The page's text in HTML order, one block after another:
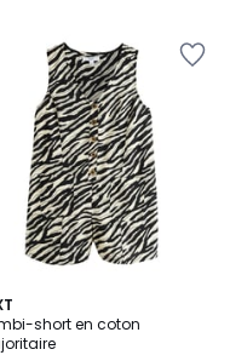
short en coton